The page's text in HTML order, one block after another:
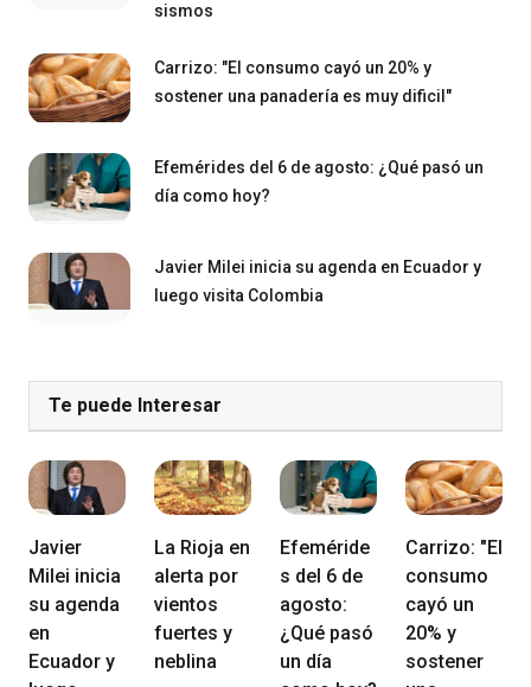
sismos
Carrizo: "El consumo cayó un 20% y
sostener una panadería es muy dificil"
Efemérides del 6 de agosto: ¿Qué pasó un
día como hoy?
Javier Milei inicia su agenda en Ecuador y
luego visita Colombia
Te puede Interesar
Javier
Milei inicia
su agenda
en
Ecuador y
La Rioja en
alerta por
vientos
fuertes y
neblina
Efeméride
s del 6 de
agosto:
¿Qué pasó
un día
Carrizo: "El
consumo
cayó un
20% y
sostener